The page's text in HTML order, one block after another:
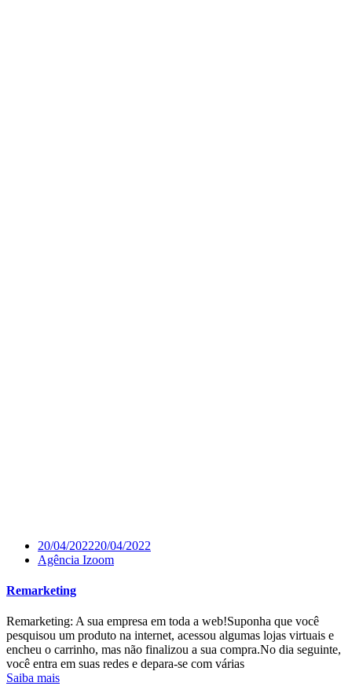
20/04/202220/04/2022
Agência Izoom
Remarketing
Remarketing: A sua empresa em toda a web!Suponha que você
pesquisou um produto na internet, acessou algumas lojas virtuais e
encheu o carrinho, mas não finalizou a sua compra.No dia seguinte,
você entra em suas redes e depara-se com várias
Saiba mais